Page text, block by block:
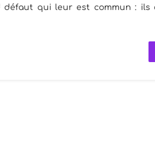
défaut qui leur est commun :